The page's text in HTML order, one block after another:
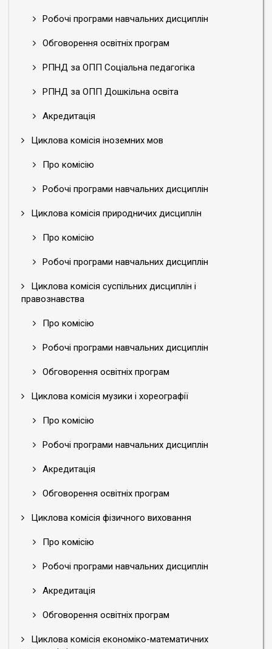
Робочі програми навчальних дисциплін
Обговорення освітніх програм
РПНД за ОПП Соціальна педагогіка
РПНД за ОПП Дошкільна освіта
Акредитація
Циклова комісія іноземних мов
Про комісію
Робочі програми навчальних дисциплін
Циклова комісія природничих дисциплін
Про комісію
Робочі програми навчальних дисциплін
Циклова комісія суспільних дисциплін і
правознавства
Про комісію
Робочі програми навчальних дисциплін
Обговорення освітніх програм
Циклова комісія музики і хореографії
Про комісію
Робочі програми навчальних дисциплін
Акредитація
Обговорення освітніх програм
Циклова комісія фізичного виховання
Про комісію
Робочі програми навчальних дисциплін
Акредитація
Обговорення освітніх програм
Циклова комісія економіко-математичних